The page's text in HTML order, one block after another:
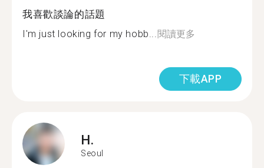
我喜歡談論的話題
I'm just looking for my hobb...閱讀更多
下載APP
H.
Seoul